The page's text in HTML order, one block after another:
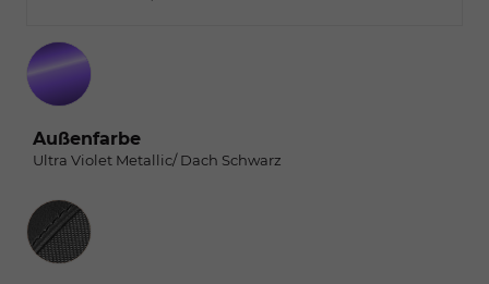
Außenfarbe
Ultra Violet Metallic/ Dach Schwarz
Innenausstattung